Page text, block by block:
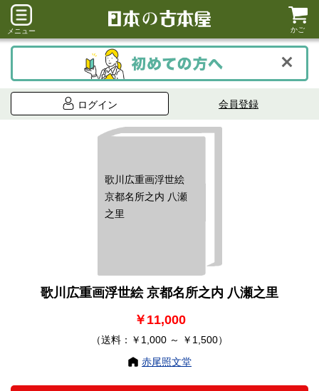
メニュー かご
ログイン 会員登録
歌川広重画浮世絵
京都名所之内 八瀬
之里
歌川広重画浮世絵 京都名所之内 八瀬之里
￥11,000
（送料：￥1,000 ～ ￥1,500）
赤尾照文堂